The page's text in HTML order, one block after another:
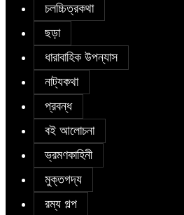
চলচ্চিত্রকথা
ছড়া
ধারাবাহিক উপন্যাস
নাট্যকথা
প্রবন্ধ
বই আলোচনা
ভ্রমণকাহিনী
মুক্তগদ্য
রম্য গল্প